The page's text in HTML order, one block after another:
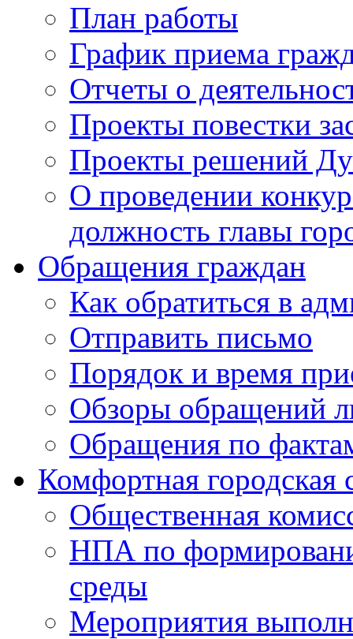
План работы
График приема
Отчеты о
Проекты повестки
Проекты решений
О проведении
должность главы
Обращения граждан
Как обратиться в
Отправить письмо
Порядок и время
Обзоры обращений
Обращения по
Комфортная городская
Общественная
НПА по
среды
Мероприятия